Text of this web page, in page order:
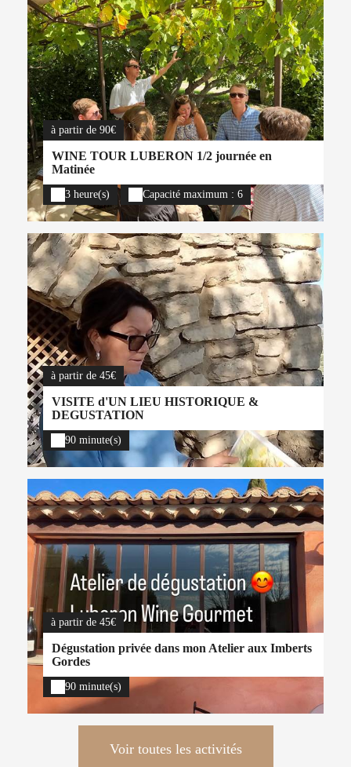
à partir de 90€
WINE TOUR LUBERON 1/2 journée en
Matinée
3 heure(s) Capacité maximum : 6
à partir de 45€
VISITE d'UN LIEU HISTORIQUE &
DEGUSTATION
90 minute(s)
à partir de 45€
Dégustation privée dans mon Atelier aux Imberts
Gordes
90 minute(s)
Voir toutes les activités